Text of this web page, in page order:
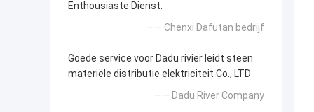
Enthousiaste Dienst.
—— Chenxi Dafutan bedrijf
Goede service voor Dadu rivier leidt steen
materiële distributie elektriciteit Co., LTD
—— Dadu River Company